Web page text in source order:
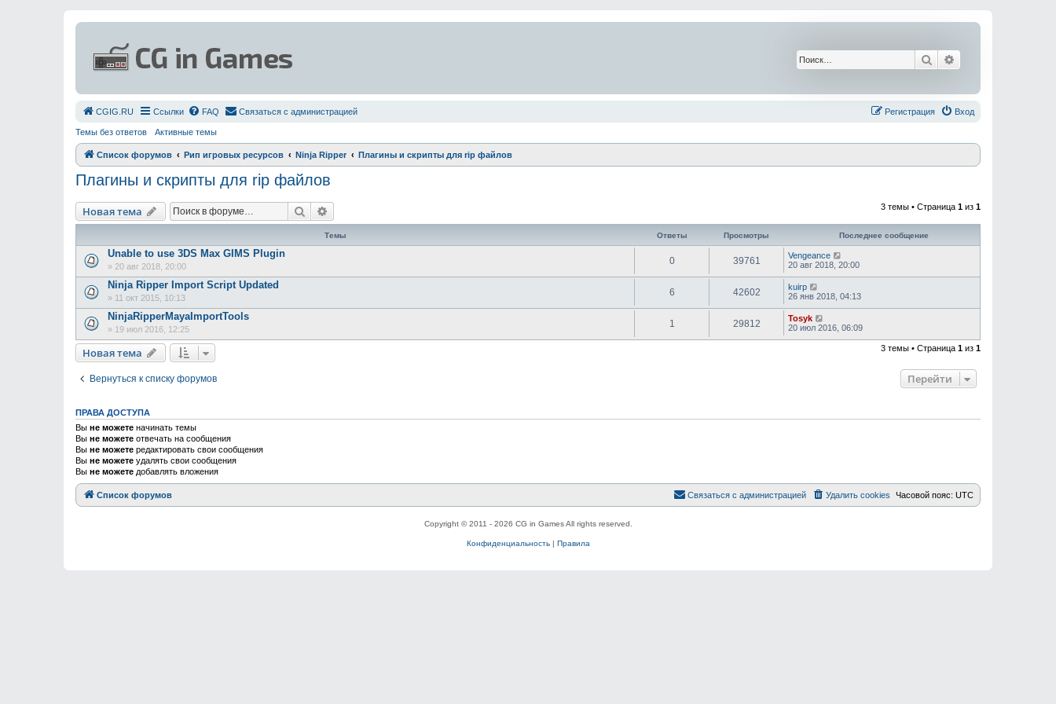
Поиск
СGIG.RU Ссылки FAQ Связаться с администрацией Вход
Регистрация
Темы без ответов Активные темы
Список форумов Рип игровых ресурсов Ninja Ripper Плагины и скрипты для rip файлов
Плагины и скрипты для rip файлов
Новая тема Поиск 3 темы • Страница 1 из 1
Темы Ответы Просмотры Последнее сообщение
Unable to use 3DS Max GIMS Plugin
» 20 авг 2018, 20:00
0 39761
Vengeance
20 авг 2018, 20:00
Ninja Ripper Import Script Updated
» 11 окт 2015, 10:13
6 42602
kuirp
26 янв 2018, 04:13
NinjaRipperMayaImportTools
» 19 июл 2016, 12:25
1 29812
Tosyk
20 июл 2016, 06:09
Новая тема 3 темы • Страница 1 из 1
Вернуться к списку форумов Перейти
ПРАВА ДОСТУПА
Вы не можете начинать темы
Вы не можете отвечать на сообщения
Вы не можете редактировать свои сообщения
Вы не можете удалять свои сообщения
Вы не можете добавлять вложения
Список форумов Часовой пояс: UTC
Удалить cookies
Связаться с администрацией
Copyright © 2011 - 2026 CG in Games All rights reserved.
Конфиденциальность| Правила